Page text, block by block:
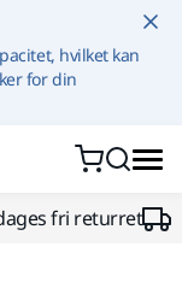
hvilket kan
for din
fri returret